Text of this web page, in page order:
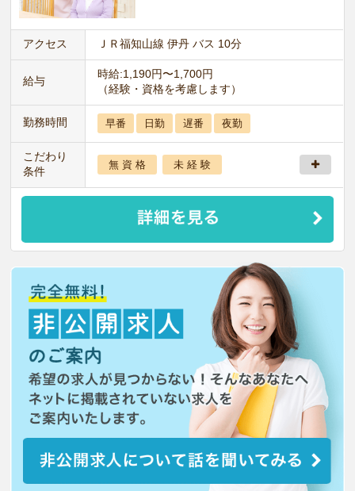
アクセス ＪＲ福知山線 伊丹 バス 10分
給与
時給:1,190円〜1,700円
（経験・資格を考慮します）
勤務時間 早番 日勤 遅番 夜勤
こだわり
条件
無 資 格 未 経 験